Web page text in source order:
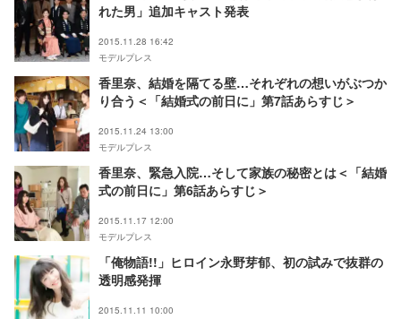
れた男」追加キャスト発表
2015.11.28 16:42
モデルプレス
香里奈、結婚を隔てる壁…それぞれの想いがぶつか
り合う＜「結婚式の前日に」第7話あらすじ＞
2015.11.24 13:00
モデルプレス
香里奈、緊急入院…そして家族の秘密とは＜「結婚
式の前日に」第6話あらすじ＞
2015.11.17 12:00
モデルプレス
「俺物語!!」ヒロイン永野芽郁、初の試みで抜群の
透明感発揮
2015.11.11 10:00